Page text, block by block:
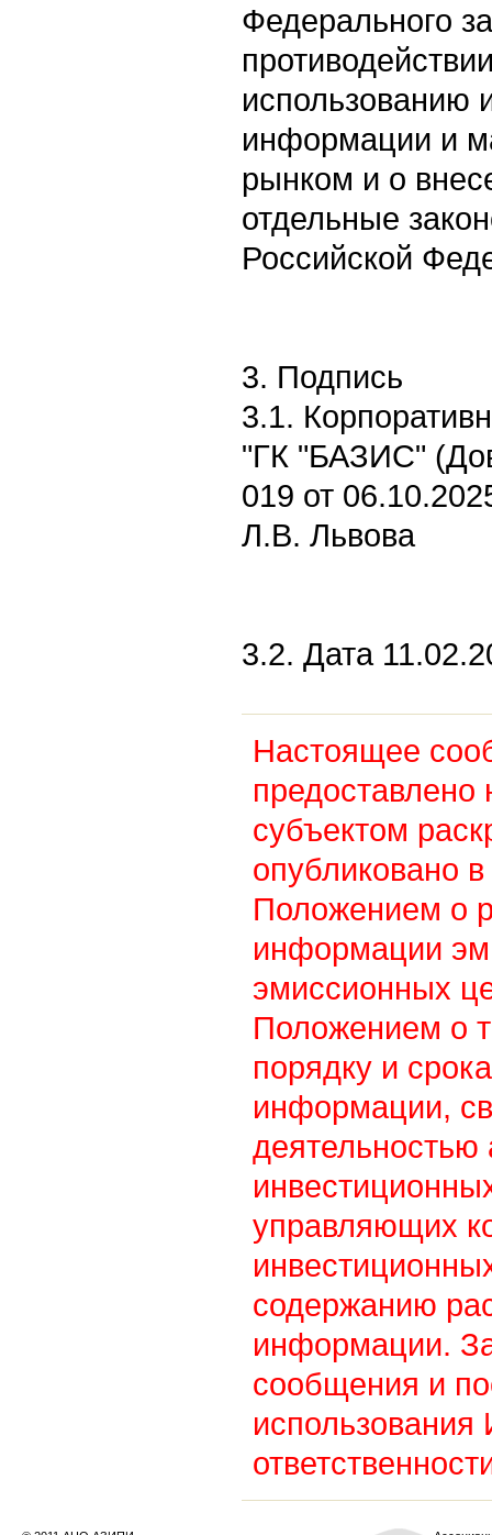
Федерального
использованию
информации и
рынком и о
отдельные
Российской
3. Подпись
3.1.
"ГК "БАЗИС"
019 от
Л.В. Львова
3.2. Дата
Настоящее
предоставлено
субъектом
опубликовано в
Положением о
информации
эмиссионных
Положением о
порядку и
информации,
управляющих
содержанию
информации.
сообщения и